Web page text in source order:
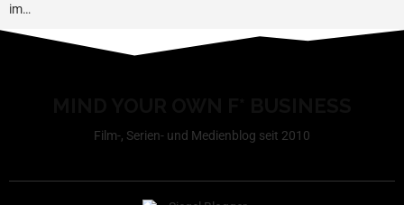
im…
Film-, Serien- und Medienblog seit 2010